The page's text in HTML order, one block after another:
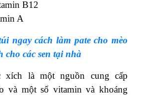
B12
A
ngay cách làm pate cho mèo
cho các sen tại nhà
xích là một nguồn cung cấp
và một số vitamin và khoáng